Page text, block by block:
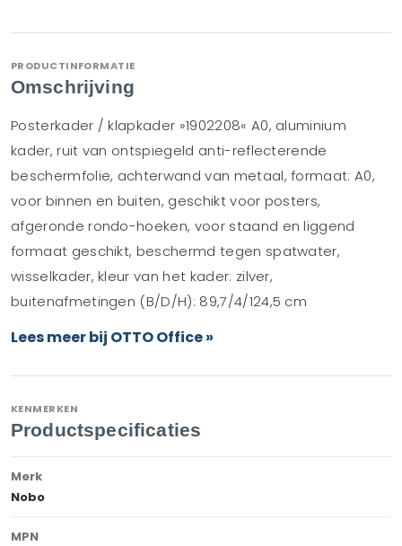
PRODUCTINFORMATIE
Omschrijving
Posterkader / klapkader »1902208« A0, aluminium
kader, ruit van ontspiegeld anti-reflecterende
beschermfolie, achterwand van metaal, formaat: A0,
voor binnen en buiten, geschikt voor posters,
afgeronde rondo-hoeken, voor staand en liggend
formaat geschikt, beschermd tegen spatwater,
wisselkader, kleur van het kader: zilver,
buitenafmetingen (B/D/H): 89,7/4/124,5 cm
Lees meer bij OTTO Office »
KENMERKEN
Productspecificaties
Merk
Nobo
MPN